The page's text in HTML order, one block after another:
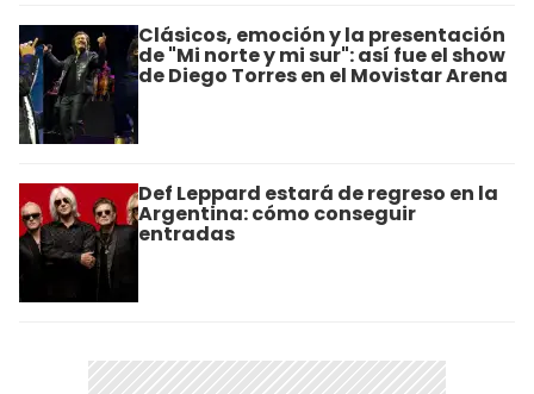
Clásicos, emoción y la presentación
de "Mi norte y mi sur": así fue el show
de Diego Torres en el Movistar Arena
Def Leppard estará de regreso en la
Argentina: cómo conseguir
entradas